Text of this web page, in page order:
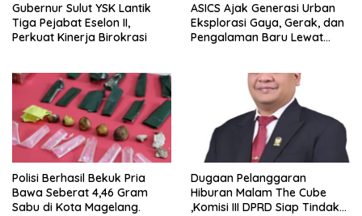
Gubernur Sulut YSK Lantik
Tiga Pejabat Eselon II,
Perkuat Kinerja Birokrasi
ASICS Ajak Generasi Urban
Eksplorasi Gaya, Gerak, dan
Pengalaman Baru Lewat
Polisi Berhasil Bekuk Pria
Bawa Seberat 4,46 Gram
Sabu di Kota Magelang.
Dugaan Pelanggaran
Hiburan Malam The Cube
,Komisi III DPRD Siap Tindak